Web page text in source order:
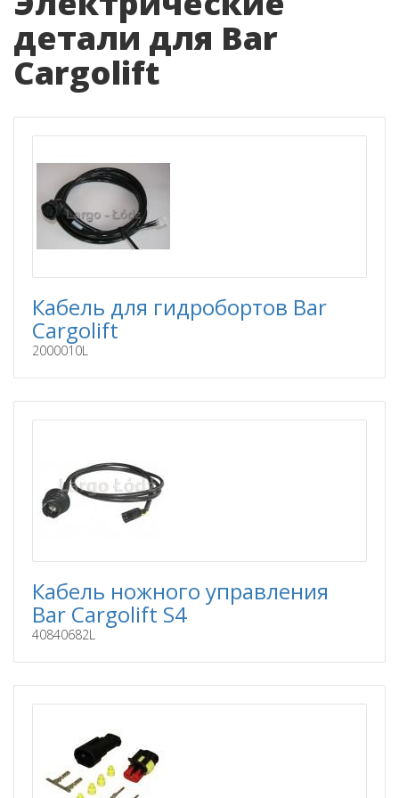
детали для Bar
Cargolift
Кабель для гидробортов Bar
Cargolift
2000010L
Кабель ножного управления
Bar Cargolift S4
40840682L